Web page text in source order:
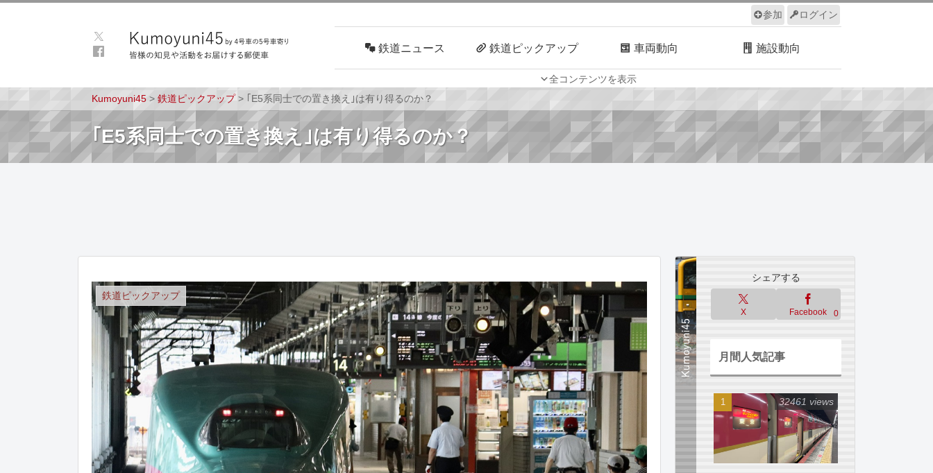
ログイン
参加
全コンテンツを表示
鉄道ニュース 鉄道ピックアップ 車両動向 施設動向
車両技術 路線探訪 ルール サイトについて
Kumoyuni45 > 鉄道ピックアップ> ｢E5系同士での置き換え｣は有り得るのか？
｢E5系同士での置き換え｣は有り得るのか？
鉄道ピックアップ
シェアする
X Facebook 0
月間人気記事
32461 views